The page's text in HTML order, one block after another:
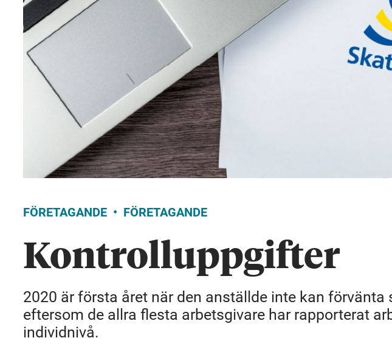
FÖRETAGANDE FÖRETAGANDE
Kontrolluppgifter
2020 är första året när den anställde inte kan
eftersom de allra flesta arbetsgivare har rapporterat
individnivå.